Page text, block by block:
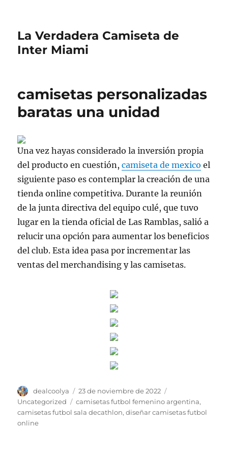
La Verdadera Camiseta de
Inter Miami
camisetas personalizadas
baratas una unidad
Una vez hayas considerado la inversión propia
del producto en cuestión,camiseta de mexico el
siguiente paso es contemplar la creación de una
tienda online competitiva. Durante la reunión
de la junta directiva del equipo culé, que tuvo
lugar en la tienda oficial de Las Ramblas, salió a
relucir una opción para aumentar los beneficios
del club. Esta idea pasa por incrementar las
ventas del merchandising y las camisetas.
Autor
dealcoolya
Publicado
el
23 de noviembre de 2022
Uncategorized
Etiquetas
camisetas futbol femenino argentina,
camisetas futbol sala decathlon,diseñar camisetas futbol
online